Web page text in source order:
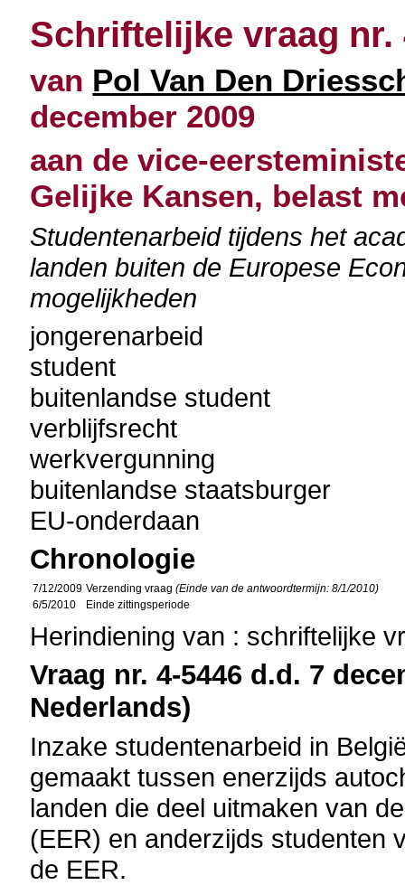
Schriftelijke vraag nr.
van Pol Van Den
december 2009
aan de vice-
Gelijke Kansen, belast
Studentenarbeid tijdens het
landen buiten de Europese
mogelijkheden
jongerenarbeid
student
buitenlandse student
verblijfsrecht
werkvergunning
buitenlandse staatsburger
EU-onderdaan
Chronologie
7/12/2009 Verzending vraag(Einde van de antwoordtermijn: 8/1/2010)
6/5/2010
Einde zittingsperiode
Herindiening van : schriftelijke
Vraag nr. 4-5446 d.d. 7
Nederlands)
Inzake studentenarbeid in
gemaakt tussen enerzijds
landen die deel uitmaken van
(EER) en anderzijds studenten
de EER.